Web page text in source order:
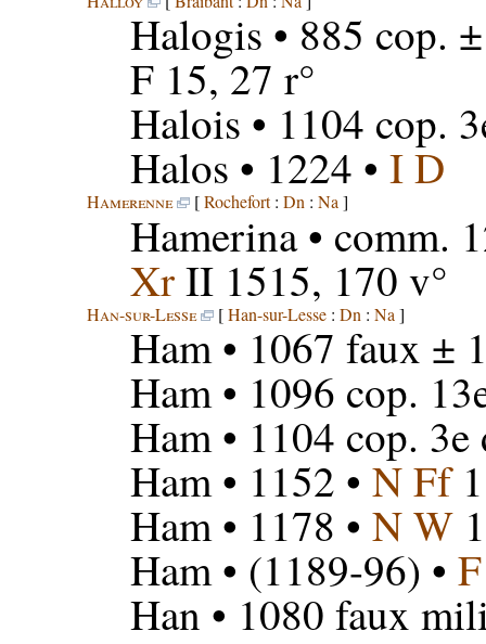
Halogis • 885 cop.
F 15, 27 r°
Halois • 1104 cop.
Halos • 1224 • I D
Hamerenne [Rochefort: Dn : Na ]
Hamerina• comm.
XrII 1515, 170 v°
Han-sur-Lesse [Han-sur-Lesse: Dn : Na ]
Ham• 1067 faux ±
Ham• 1096 cop.
Ham• 1104 cop. 3e
Ham• 1152 • N Ff1
Ham• 1178 • N W1
Ham• (1189-96) •
Han • 1080 faux